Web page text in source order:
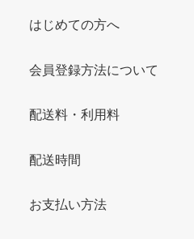
はじめての方へ
会員登録方法について
配送料・利用料
配送時間
お支払い方法